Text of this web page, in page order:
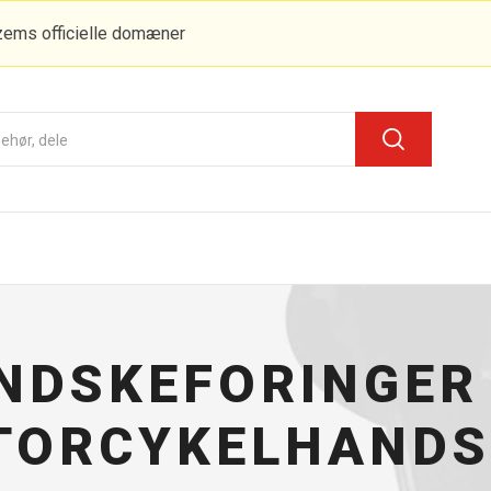
officielle domæner